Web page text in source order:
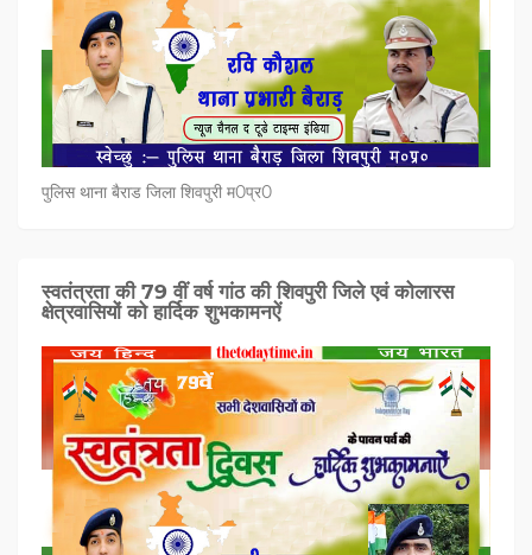
पुलिस थाना बैराड जिला शिवपुरी म0प्र0
स्वतंत्रता की 79 वीं वर्ष गांठ की शिवपुरी जिले एवं कोलारस
क्षेत्रवासियों को हार्दिक शुभकामनऐं